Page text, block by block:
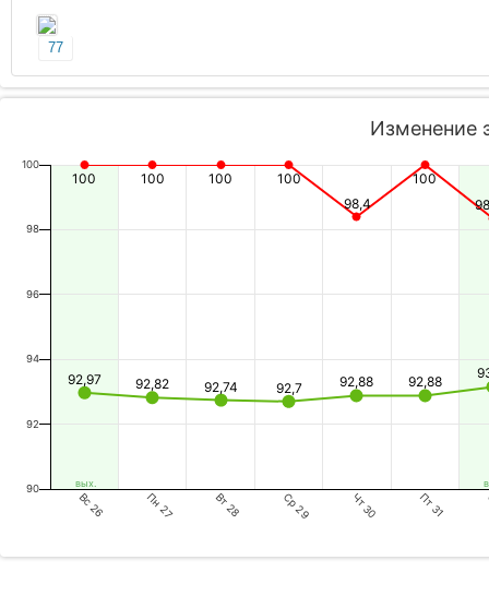
77
вых.
Изменение
92,97 92,82 92,74 92,7 92,88 92,88
100 100 100
100
98,4
100
Вс 26 Пн 27 Вт 28 Ср 29 Чт 30 Пт 31
90
92
94
96
98
100